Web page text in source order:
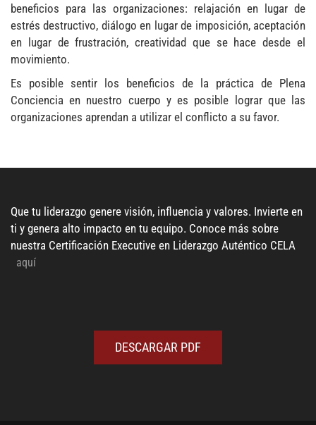
beneficios para las organizaciones: relajación en lugar de
estrés destructivo, diálogo en lugar de imposición, aceptación
en lugar de frustración, creatividad que se hace desde el
movimiento.
Es posible sentir los beneficios de la práctica de Plena
Conciencia en nuestro cuerpo y es posible lograr que las
organizaciones aprendan a utilizar el conflicto a su favor.
Que tu liderazgo genere visión, influencia y valores. Invierte en
ti y genera alto impacto en tu equipo. Conoce más sobre
nuestra Certificación Executive en Liderazgo Auténtico CELA
aquí
DESCARGAR PDF